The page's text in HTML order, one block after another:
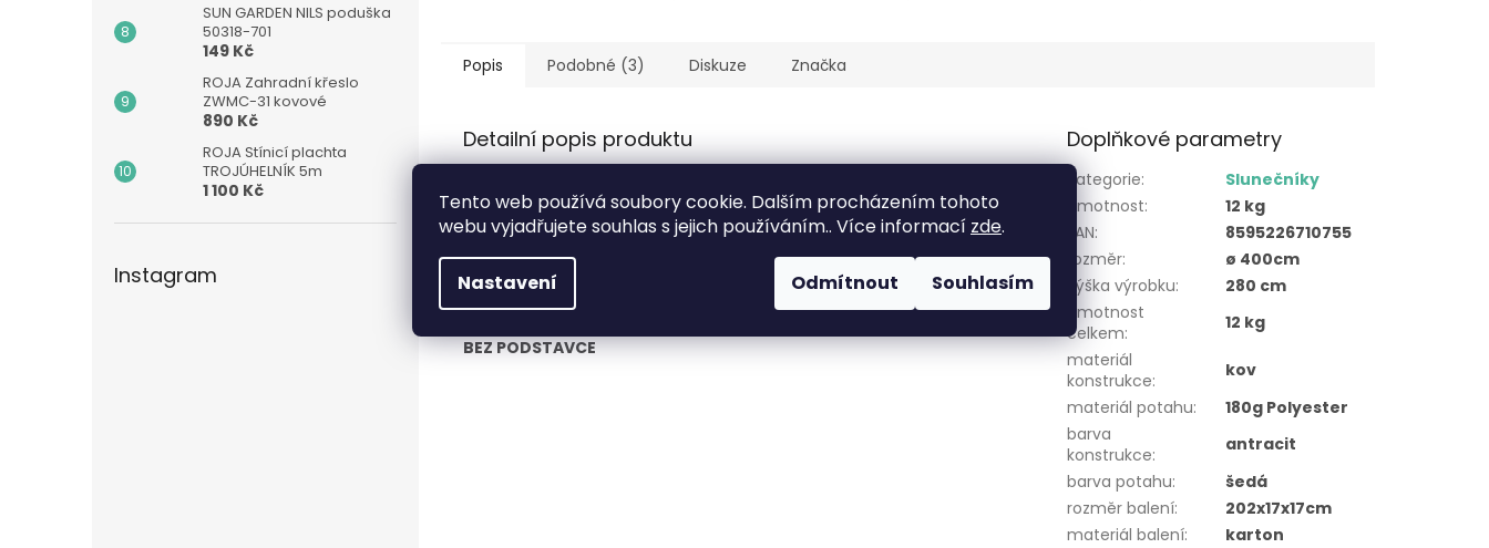
Tento web používá soubory cookie. Dalším procházením tohoto
webu vyjadřujete souhlas s jejich používáním.. Více informací zde.
Nastavení Odmítnout Souhlasím
SUN GARDEN NILS poduška
50318-701
149 Kč
ROJA Zahradní křeslo
ZWMC-31 kovové
890 Kč
ROJA Stínicí plachta
TROJÚHELNÍK 5m
1 100 Kč
Instagram
Popis Podobné (3) Diskuze Značka
Detailní popis produktu
kovovou konstrukcí.
Otevírání za pomoci designové kličky, potah má vodoodpudivý nástřik, který
Vás ochrání před mírným deštěm.
Slunečník je bez možnosti naklápění.
BEZ PODSTAVCE
Doplňkové parametry
Kategorie:
Slunečníky
Hmotnost:
12 kg
EAN:
8595226710755
rozměr:
ø 400cm
výška výrobku:
280 cm
hmotnost
celkem:
12 kg
materiál
konstrukce:
kov
materiál potahu:
180g Polyester
barva
konstrukce:
antracit
barva potahu:
šedá
rozměr balení:
202x17x17cm
materiál balení:
karton